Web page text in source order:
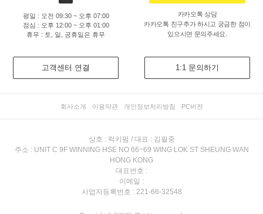
평일 : 오전 09:30 ~ 오후 07:00
점심 : 오후 12:00 ~ 오후 01:00
휴무 : 토, 일, 공휴일은 휴무
카카오톡 상담
카카오톡 친구추가 하시고 궁금한 점이
있으시면 문의주세요.
고객센터 연결 1:1 문의하기
회사소개 이용약관 개인정보처리방침 PC버전
상호 : 럭키펌 / 대표 : 김필중
주소 : UNIT C 9F WINNING HSE NO 66~69 WING LOK ST SHEUNG WAN
HONG KONG
대표번호 :
이메일 :
사업자등록번호 : 221-66-32548